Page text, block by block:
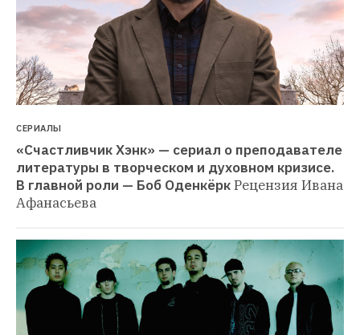
СЕРИАЛЫ
«Счастливчик Хэнк» — сериал о преподавателе
литературы в творческом и духовном кризисе.
В главной роли — Боб ОденкёркРецензия Ивана
Афанасьева